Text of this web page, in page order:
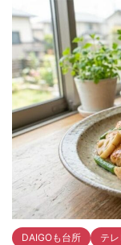
DAIGOも台所 テ